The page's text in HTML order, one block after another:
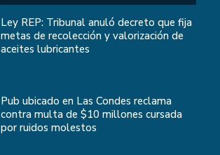
Ley REP: Tribunal anuló decreto que fija
metas de recolección y valorización de
aceites lubricantes
Pub ubicado en Las Condes reclama
contra multa de $10 millones cursada
por ruidos molestos